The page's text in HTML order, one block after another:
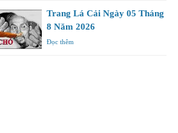
Trang Lá Cải Ngày 05 Tháng
8 Năm 2026
Đọc thêm